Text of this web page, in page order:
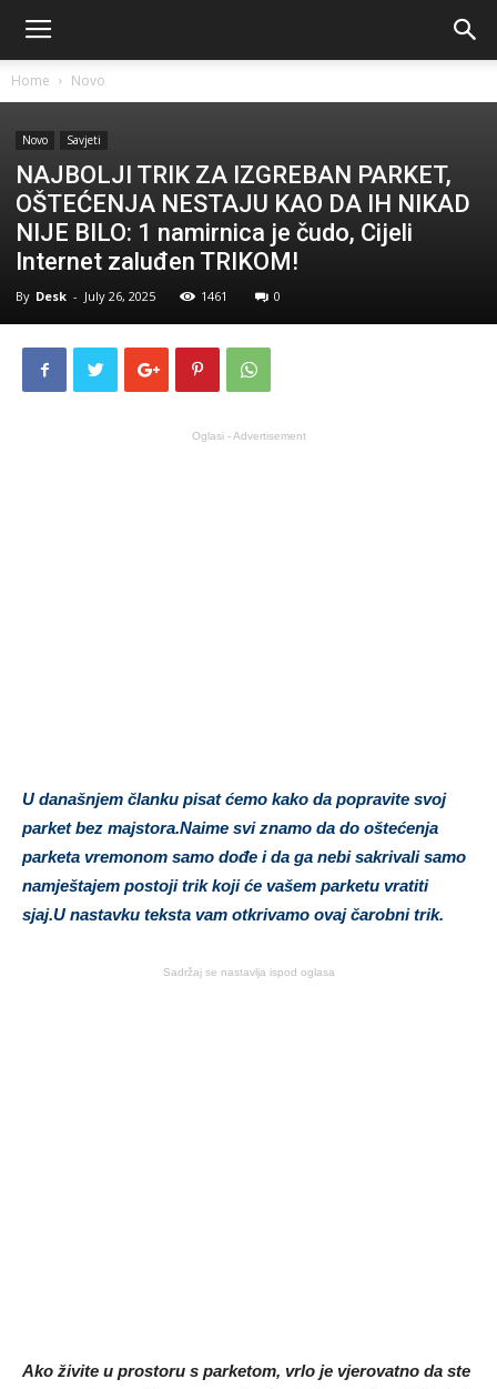
Home Novo
Novo Savjeti
NAJBOLJI TRIK ZA IZGREBAN PARKET,
OŠTEĆENJA NESTAJU KAO DA IH NIKAD
NIJE BILO: 1 namirnica je čudo, Cijeli
Internet zaluđen TRIKOM!
By Desk - July 26, 2025 1461 0
Oglasi - Advertisement
U današnjem članku pisat ćemo kako da popravite svoj
parket bez majstora.Naime svi znamo da do oštećenja
parketa vremonom samo dođe i da ga nebi sakrivali samo
namještajem postoji trik koji će vašem parketu vratiti
sjaj.U nastavku teksta vam otkrivamo ovaj čarobni trik.
Sadržaj se nastavlja ispod oglasa
Ako živite u prostoru s parketom, vrlo je vjerovatno da ste